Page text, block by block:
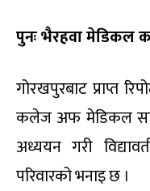
पुनः भैरहवा मेडिकल
गोरखपुरबाट प्राप्त
कलेज अफ मेडिकल
अध्ययन गरी
परिवारको भनाइ छ ।